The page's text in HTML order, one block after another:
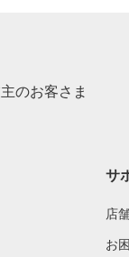
のお客さま
サ
店
お